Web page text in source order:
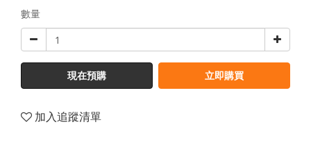
數量
現在預購 立即購買
加入追蹤清單